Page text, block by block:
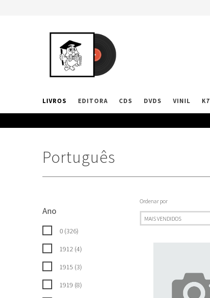
LIVROS EDITORA CDS DVDS VINIL K7
Português
Ano
0 (326)
1912 (4)
1915 (3)
1919 (8)
Ordenar por